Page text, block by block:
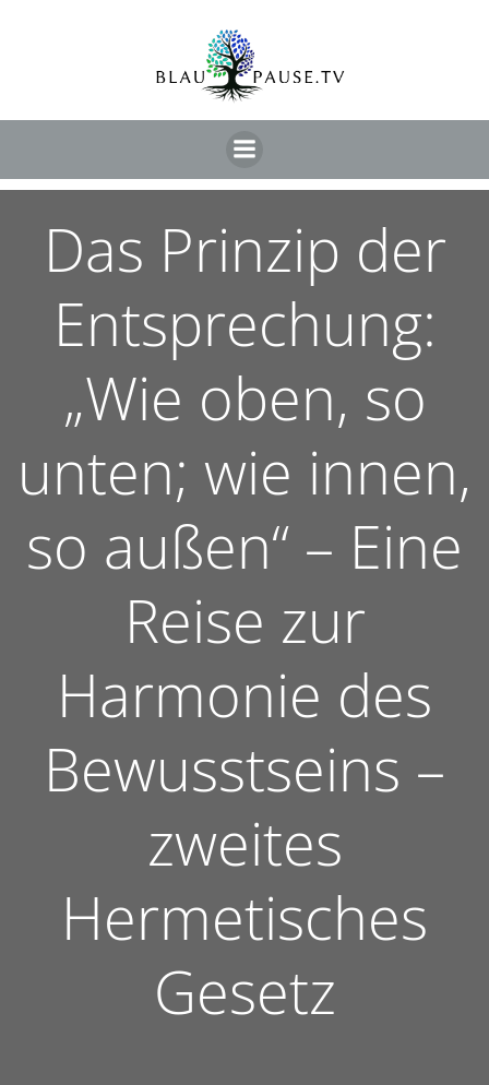
Das Prinzip der
Entsprechung:
„Wie oben, so
unten; wie innen,
so außen“ – Eine
Reise zur
Harmonie des
Bewusstseins –
zweites
Hermetisches
Gesetz